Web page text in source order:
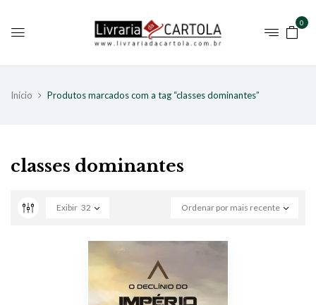
0
Início Produtos marcados com a tag “classes dominantes”
classes dominantes
Ordenar por mais recente
Exibir 32